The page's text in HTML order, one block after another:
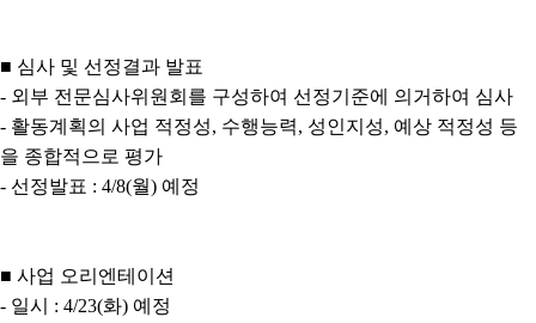
■ 심사 및 선정결과 발표
- 외부 전문심사위원회를 구성하여 선정기준에 의거하여 심사
- 활동계획의 사업 적정성, 수행능력, 성인지성, 예상 적정성 등
을 종합적으로 평가
- 선정발표 : 4/8(월) 예정
■ 사업 오리엔테이션
- 일시 : 4/23(화) 예정